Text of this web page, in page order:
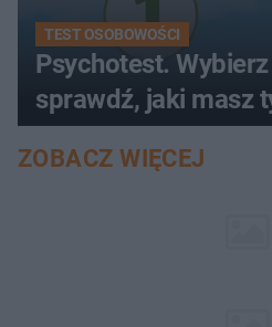
TEST OSOBOWOŚCI
Psychotest.
sprawdź, jaki masz
ZOBACZ WIĘCEJ